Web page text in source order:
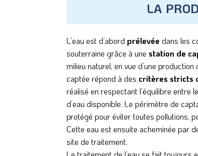
LA
L’eau est d’abord prélevée dans les
souterraine grâce à une station de
milieu naturel, en vue d’une production
captée répond à des critères stricts
réalisé en respectant l’équilibre entre
d’eau disponible. Le périmètre de
protégé pour éviter toutes pollutions,
Cette eau est ensuite acheminée par
site de traitement.